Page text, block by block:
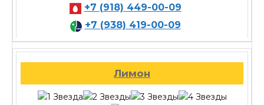
+7 (918) 449-00-09
+7 (938) 419-00-09
Лимон